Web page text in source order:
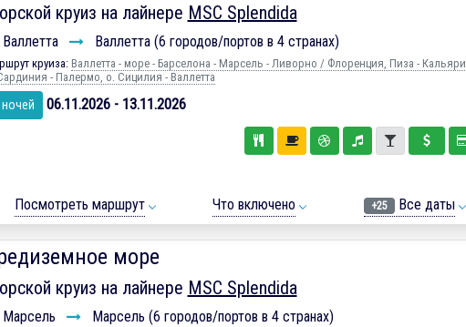
круиз на лайнере MSC Splendida
Валлетта Валлетта (6 городов/портов в 4 странах)
круиза: Валлетта - море - Барселона - Марсель - Ливорно / Флоренция, Пиза - Кальяри,
- Палермо, о. Сицилия - Валлетта
ночей 06.11.2026 - 13.11.2026
Посмотреть маршрут Что включено +25 Все даты
море
круиз на лайнере MSC Splendida
Марсель Марсель (6 городов/портов в 4 странах)